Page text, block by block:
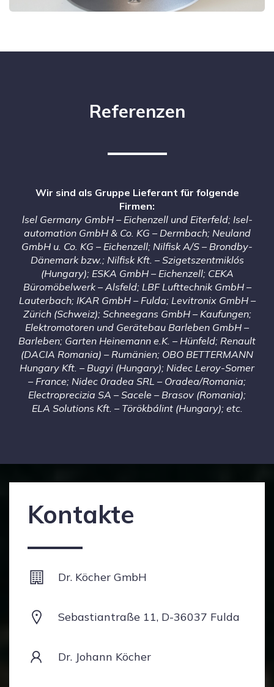
Referenzen
Wir sind als Gruppe Lieferant für folgende
Firmen:
lsel Germany GmbH – Eichenzell und Eiterfeld; Isel-
automation GmbH & Co. KG – Dermbach; Neuland
GmbH u. Co. KG – Eichenzell; Nilfisk A/S – Brondby-
Dänemark bzw.; Nilfisk Kft. – Szigetszentmiklós
(Hungary); ESKA GmbH – Eichenzell; CEKA
Büromöbelwerk – Alsfeld; LBF Lufttechnik GmbH –
Lauterbach; IKAR GmbH – Fulda; Levitronix GmbH –
Zürich (Schweiz); Schneegans GmbH – Kaufungen;
Elektromotoren und Gerätebau Barleben GmbH –
Barleben; Garten Heinemann e.K. – Hünfeld; Renault
(DACIA Romania) – Rumänien; OBO BETTERMANN
Hungary Kft. – Bugyi (Hungary); Nidec Leroy-Somer
– France; Nidec 0radea SRL – Oradea/Romania;
Electroprecizia SA – Sacele – Brasov (Romania);
ELA Solutions Kft. – Törökbálint (Hungary); etc.
Kontakte
Dr. Köcher GmbH
Sebastiantraße 11, D-36037 Fulda
Dr. Johann Köcher